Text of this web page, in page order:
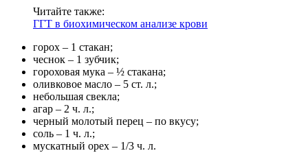
Читайте также:
ГГТ в биохимическом анализе крови
горох – 1 стакан;
чеснок – 1 зубчик;
гороховая мука – ½ стакана;
оливковое масло – 5 ст. л.;
небольшая свекла;
агар – 2 ч. л.;
черный молотый перец – по вкусу;
соль – 1 ч. л.;
мускатный орех – 1/3 ч. л.